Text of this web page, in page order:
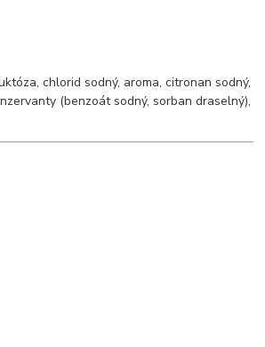
chlorid sodný, aroma, citronan sodný,
(benzoát sodný, sorban draselný),